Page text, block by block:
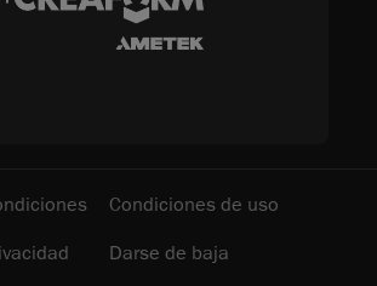
Condiciones de uso
Darse de baja